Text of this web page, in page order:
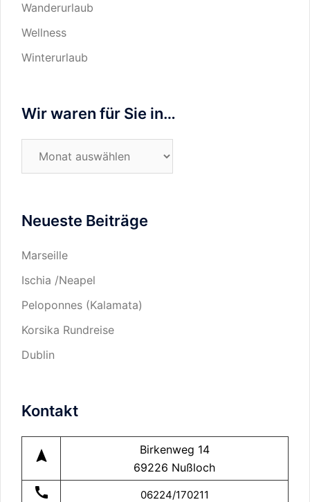
Wanderurlaub
Wellness
Winterurlaub
Wir waren für Sie in…
in…
Neueste Beiträge
Marseille
Ischia /Neapel
Peloponnes (Kalamata)
Korsika Rundreise
Dublin
Kontakt
navigation
Birkenweg 14
69226 Nußloch
call 06224/170211